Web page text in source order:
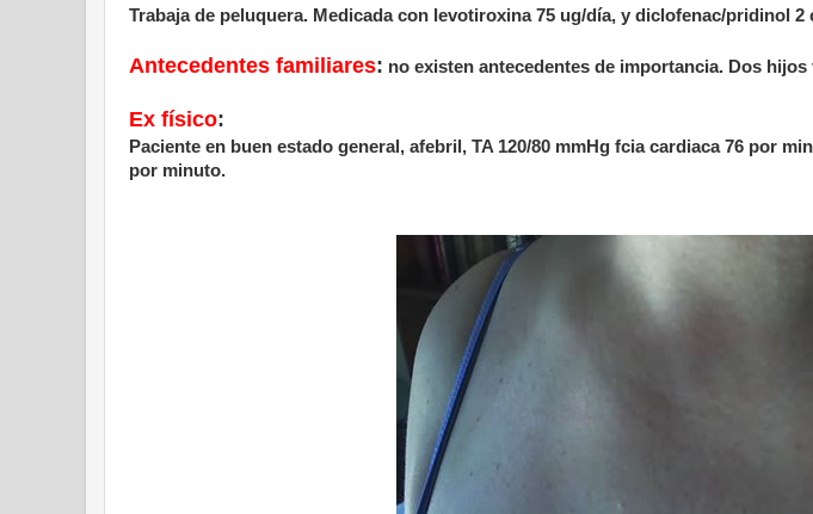
Trabaja de peluquera. Medicada con levotiroxina 75 ug/día, y diclofenac/pridinol
Antecedentes familiares: no existen antecedentes de importancia. Dos hijos
Ex físico:
Paciente en buen estado general, afebril, TA 120/80 mmHg fcia cardiaca 76 por
por minuto.